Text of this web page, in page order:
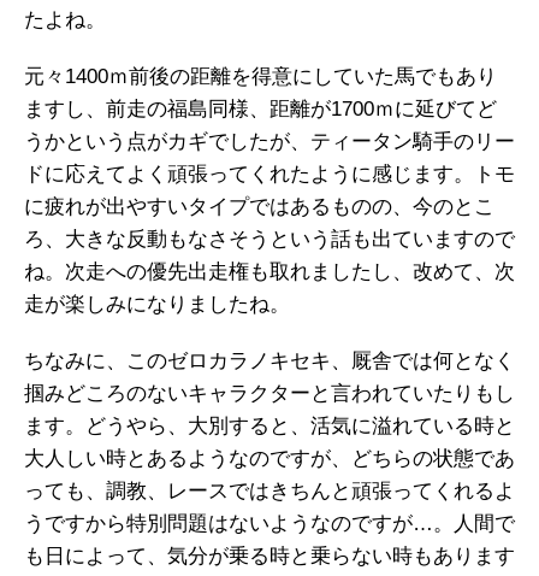
たよね。
元々1400ｍ前後の距離を得意にしていた馬でもあり
ますし、前走の福島同様、距離が1700ｍに延びてど
うかという点がカギでしたが、ティータン騎手のリー
ドに応えてよく頑張ってくれたように感じます。トモ
に疲れが出やすいタイプではあるものの、今のとこ
ろ、大きな反動もなさそうという話も出ていますので
ね。次走への優先出走権も取れましたし、改めて、次
走が楽しみになりましたね。
ちなみに、このゼロカラノキセキ、厩舎では何となく
掴みどころのないキャラクターと言われていたりもし
ます。どうやら、大別すると、活気に溢れている時と
大人しい時とあるようなのですが、どちらの状態であ
っても、調教、レースではきちんと頑張ってくれるよ
うですから特別問題はないようなのですが…。人間で
も日によって、気分が乗る時と乗らない時もあります